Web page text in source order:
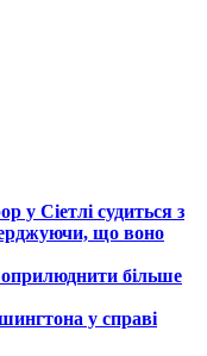
у Сіетлі судиться з
що воно
більше
у справі